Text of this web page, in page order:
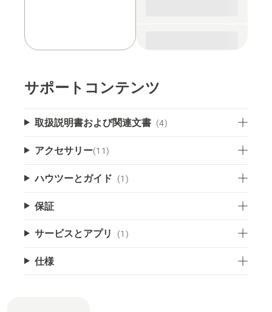
サポートコンテンツ
取扱説明書および関連文書 (4)
アクセサリー(11)
ハウツーとガイド (1)
保証
サービスとアプリ (1)
仕様